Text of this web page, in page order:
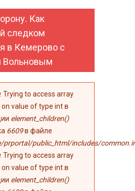
Как
следком
в Кемерово с
Вольновым
об
: Trying to access array
value of type int в
element_children()
6609в файле
prportal/public_html/includes/
: Trying to access array
value of type int в
element_children()